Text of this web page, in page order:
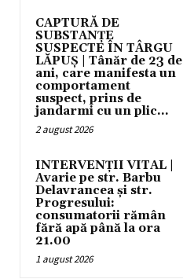
CAPTURĂ DE
SUBSTANȚE
SUSPECTE ÎN TÂRGU
LĂPUȘ | Tânăr de 23 de
ani, care manifesta un
comportament
suspect, prins de
jandarmi cu un plic...
2 august 2026
INTERVENȚII VITAL |
Avarie pe str. Barbu
Delavrancea și str.
Progresului:
consumatorii rămân
fără apă până la ora
21.00
1 august 2026